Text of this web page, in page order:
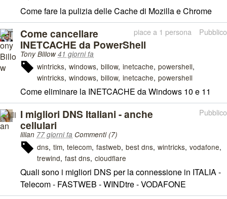
Come fare la pulizia delle Cache di Mozilla e Chrome
Pubblico
piace a 1 persona
Come cancellare
INETCACHE da PowerShell
Tony Billow 41 giorni fa
wintricks windows billow inetcache powershell
wintricks windows billow inetcache powershell
Come eliminare la INETCACHE da Windows 10 e 11
Pubblico
I migliori DNS Italiani - anche
cellulari
lilian 77 giorni fa Commenti (7)
dns tim telecom fastweb best dns wintricks vodafone
trewind fast dns cloudflare
Quali sono i migliori DNS per la connessione in ITALIA -
Telecom - FASTWEB - WINDtre - VODAFONE